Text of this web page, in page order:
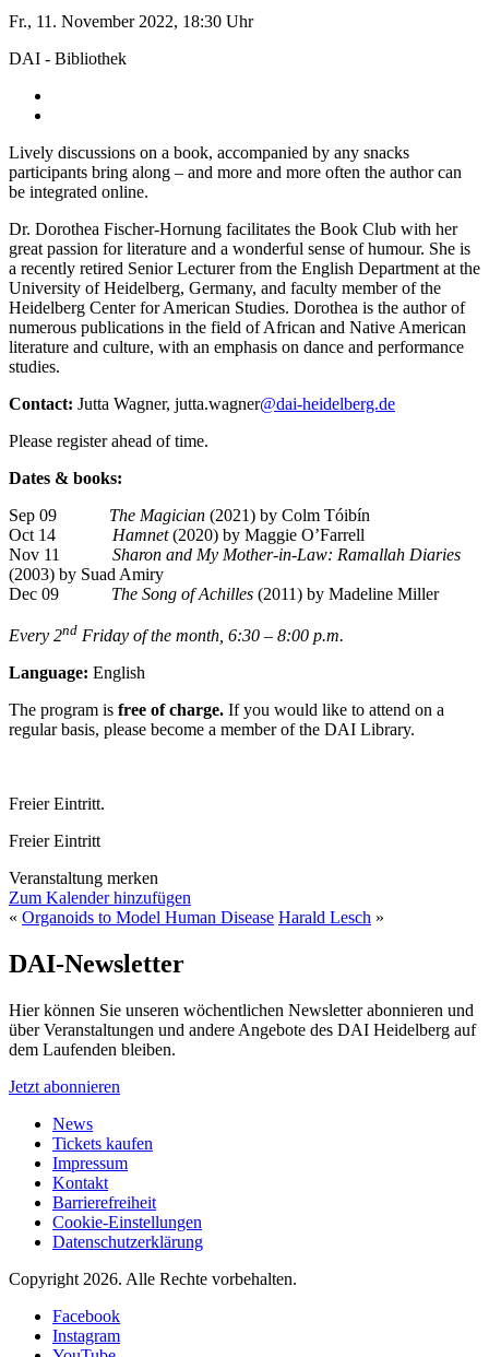
Fr., 11. November 2022, 18:30 Uhr
DAI - Bibliothek
Lively discussions on a book, accompanied by any snacks
participants bring along – and more and more often the author can
be integrated online.
Dr. Dorothea Fischer-Hornung facilitates the Book Club with her
great passion for literature and a wonderful sense of humour. She is
a recently retired Senior Lecturer from the English Department at the
University of Heidelberg, Germany, and faculty member of the
Heidelberg Center for American Studies. Dorothea is the author of
numerous publications in the field of African and Native American
literature and culture, with an emphasis on dance and performance
studies.
Contact: Jutta Wagner, jutta.wagner@dai-heidelberg.de
Please register ahead of time.
Dates & books:
Sep 09 The Magician (2021) by Colm Tóibín
Oct 14 Hamnet(2020) by Maggie O’Farrell
Nov 11 Sharon and My Mother-in-Law: Ramallah Diaries
(2003) by Suad Amiry
Dec 09 The Song of Achilles (2011) by Madeline Miller
Every 2nd Friday of the month, 6:30 – 8:00 p.m.
Language: English
The program is free of charge. If you would like to attend on a
regular basis, please become a member of the DAI Library.
Freier Eintritt.
Freier Eintritt
Veranstaltung merken
Zum Kalender hinzufügen
« Organoids to Model Human Disease Harald Lesch »
DAI-Newsletter
Hier können Sie unseren wöchentlichen Newsletter abonnieren und
über Veranstaltungen und andere Angebote des DAI Heidelberg auf
dem Laufenden bleiben.
Jetzt abonnieren
News
Tickets kaufen
Impressum
Kontakt
Barrierefreiheit
Cookie-Einstellungen
Datenschutzerklärung
Copyright 2026. Alle Rechte vorbehalten.
Facebook
Instagram